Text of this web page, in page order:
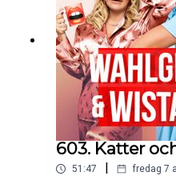
603. Katter
51:47 fredag 7